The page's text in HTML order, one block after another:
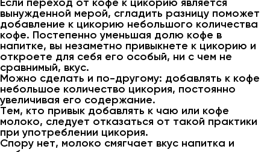
вынужденной мерой, сгладить разницу поможет
добавление к цикорию небольшого количества
кофе. Постепенно уменьшая долю кофе в
напитке, вы незаметно привыкнете к цикорию и
откроете для себя его особый, ни с чем не
сравнимый, вкус.
Можно сделать и по-другому: добавлять к кофе
небольшое количество цикория, постоянно
увеличивая его содержание.
Тем, кто привык добавлять к чаю или кофе
молоко, следует отказаться от такой практики
при употреблении цикория.
Спору нет, молоко смягчает вкус напитка и